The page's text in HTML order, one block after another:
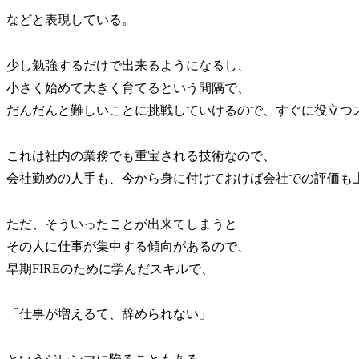
などと表現している。
少し勉強するだけで出来るようになるし、
小さく始めて大きく育てるという間隔で、
だんだんと難しいことに挑戦していけるので、すぐに役立つ
これは社内の業務でも重宝される技術なので、
会社勤めの人手も、今から身に付けておけば会社での評価も
ただ、そういったことが出来てしまうと
その人に仕事が集中する傾向があるので、
早期FIREのために学んだスキルで、
「仕事が増えるて、辞められない」